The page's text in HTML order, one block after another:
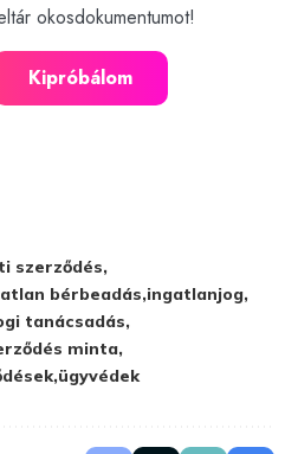
okosdokumentumot!
Kipróbálom
szerződés
bérbeadás ingatlanjog
tanácsadás
minta
ügyvédek